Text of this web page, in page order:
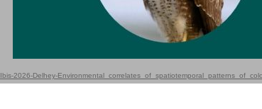
Ibis-2026-Delhey-